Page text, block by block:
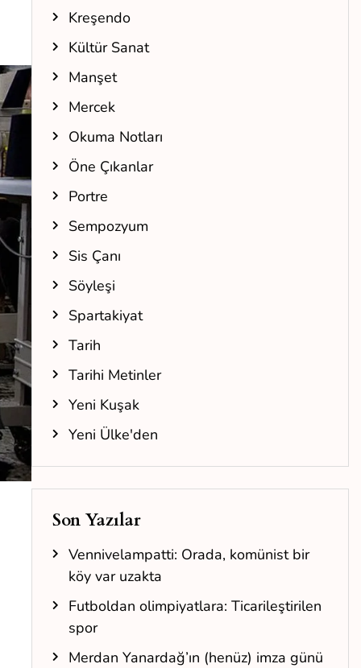
Kreşendo
Kültür Sanat
Manşet
Mercek
Okuma Notları
Öne Çıkanlar
Portre
Sempozyum
Sis Çanı
Söyleşi
Spartakiyat
Tarih
Tarihi Metinler
Yeni Kuşak
Yeni Ülke'den
Son Yazılar
Vennivelampatti: Orada, komünist bir
köy var uzakta
Futboldan olimpiyatlara: Ticarileştirilen
spor
Merdan Yanardağ’ın (henüz) imza günü